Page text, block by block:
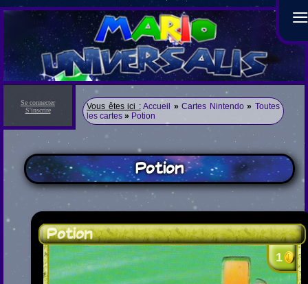
≡
Se connecter
S'inscrire
Vous êtes ici : Accueil » Cartes Nintendo » Toutes
les cartes » Potion
Potion
Potion
1